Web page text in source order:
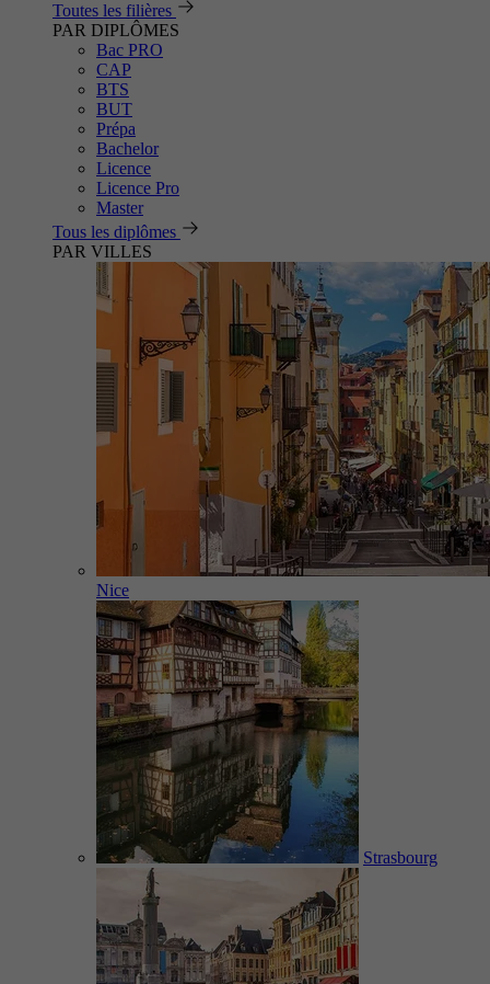
Toutes les filières
PAR DIPLÔMES
Bac PRO
CAP
BTS
BUT
Prépa
Bachelor
Licence
Licence Pro
Master
Tous les diplômes
PAR VILLES
Nice
Strasbourg